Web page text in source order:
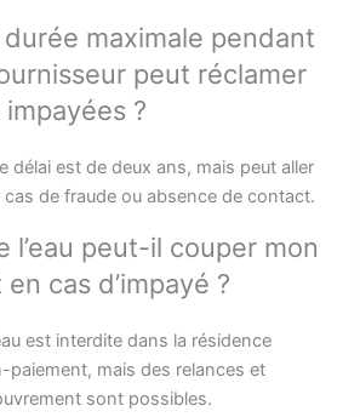
maximale pendant
peut réclamer
?
délai est de deux ans, mais peut aller
cas de fraude ou absence de contact.
l’eau peut-il couper mon
cas d’impayé ?
est interdite dans la résidence
paiement, mais des relances et
sont possibles.